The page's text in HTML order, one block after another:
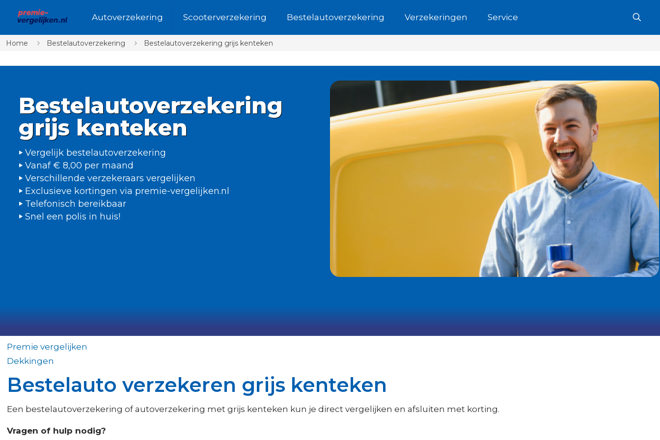
Autoverzekering Scooterverzekering Bestelautoverzekering Verzekeringen Service
Home Bestelautoverzekering Bestelautoverzekering grijs kenteken
Bestelautoverzekering
grijs kenteken
Vergelijk bestelautoverzekering
Vanaf € 8,00 per maand
Verschillende verzekeraars vergelijken
Exclusieve kortingen via premie-vergelijken.nl
Telefonisch bereikbaar
Snel een polis in huis!
Premie vergelijken
Dekkingen
Bestelauto verzekeren grijs kenteken
Een bestelautoverzekering of autoverzekering met grijs kenteken kun je direct vergelijken en afsluiten met korting.
Vragen of hulp nodig?